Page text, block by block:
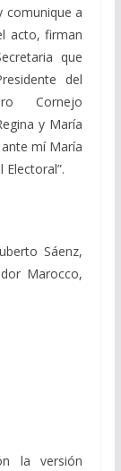
comunique a
acto, firman
que
del
Cornejo
y María
mí María
Electoral”.
Sáenz,
Marocco,
la versión